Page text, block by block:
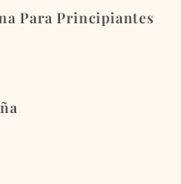
Para Principiantes